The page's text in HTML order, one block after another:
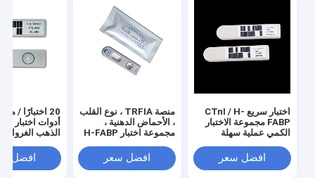
اختبار سريع CTnI / H-
FABP مجموعة الاختبار
الكمي عملية سهلة
افضل سعر
منصة TRFIA ، نوع القلب
، الأحماض الدهنية ،
مجموعة اختبار H-FABP
افضل سعر
20 اختبارًا /
الذهب الغرواني
افضل